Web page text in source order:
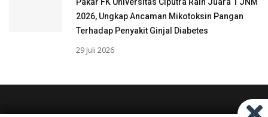
2026, Ungkap Ancaman Mikotoksin Pangan
Terhadap Penyakit Ginjal Diabetes
29 Juli 2026